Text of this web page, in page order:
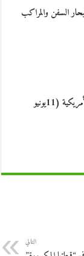
السفن والمراكب
*د.نوال السعداويفي «بيروت» كان مؤتمر الجامعة اللبنانية الأمريكية (11يونيو
التالي